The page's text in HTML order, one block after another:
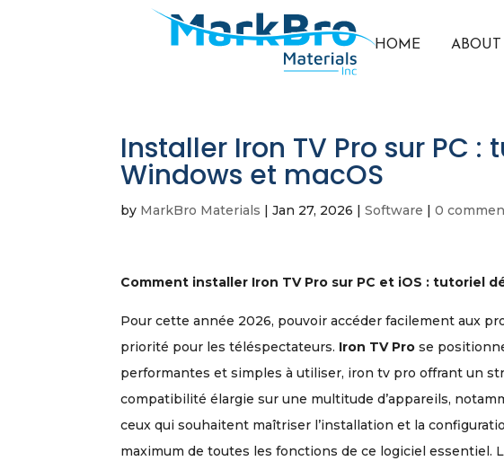
HOME ABOUT
Installer Iron TV Pro sur PC
Windows et macOS
by MarkBro Materials |Jan 27, 2026 |Software |0
Comment installer Iron TV Pro sur PC et iOS : tutoriel
Pour cette année 2026, pouvoir accéder facilement aux
priorité pour les téléspectateurs. Iron TV Pro se
performantes et simples à utiliser, iron tv pro offrant un
compatibilité élargie sur une multitude d’appareils,
ceux qui souhaitent maîtriser l’installation et la
maximum de toutes les fonctions de ce logiciel essentiel.